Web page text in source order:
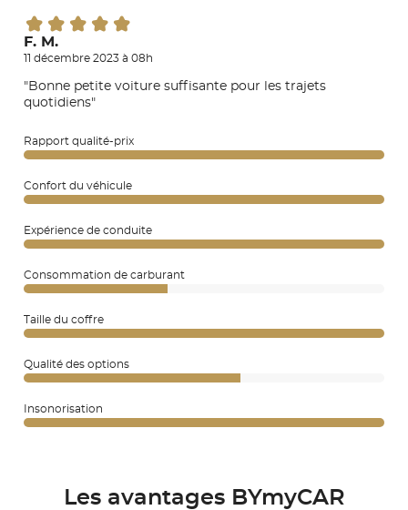
F. M.
11 décembre 2023 à 08h
"Bonne petite voiture suffisante pour les trajets
quotidiens"
Rapport qualité-prix
Confort du véhicule
Expérience de conduite
Consommation de carburant
Taille du coffre
Qualité des options
Insonorisation
Les avantages BYmyCAR